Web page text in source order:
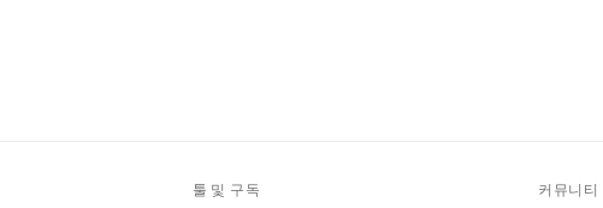
툴 및 구독 커뮤니티